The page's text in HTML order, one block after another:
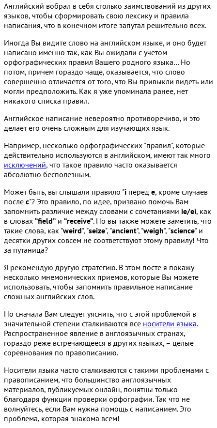
Английский вобрал в себя столько заимствований из других
языков, чтобы сформировать свою лексику и правила
написания, что в конечном итоге запутал решительно всех.
Иногда Вы видите слово на английском языке, и оно будет
написано именно так, как Вы ожидали с учетом
орфографических правил Вашего родного языка… Но
потом, причем гораздо чаще, оказывается, что слово
совершенно отличается от того, что Вы привыкли видеть или
могли предположить. Как я уже упоминала ранее, нет
никакого списка правил.
Английское написание невероятно противоречиво, и это
делает его очень сложным для изучающих язык.
Например, несколько орфографических "правил", которые
действительно используются в английском, имеют так много
исключений, что такое правило часто оказывается
абсолютно бесполезным.
Может быть, вы слышали правило "i перед e, кроме случаев
после с"? Это правило, по идее, призвано помочь Вам
запомнить различие между словами с сочетаниями ie/ei, как
в словах “field” и “receive”. Но вы также можете заметить, что
такие слова, как "weird", "seize", "ancient", "weigh", "science" и
десятки других совсем не соответствуют этому правилу! Что
за путаница?
Я рекомендую другую стратегию. В этом посте я покажу
несколько мнемонических приемов, которые Вы можете
использовать, чтобы запомнить правильное написание
сложных английских слов.
Но сначала Вам следует уяснить, что с этой проблемой в
значительной степени сталкиваются все носители языка.
Распространенное явление в англоязычных странах,
гораздо реже встречающееся в других языках, – целые
соревнования по правописанию.
Носители языка часто сталкиваются с такими проблемами с
правописанием, что большинство англоязычных
материалов, публикуемых онлайн, понятны только
благодаря функции проверки орфографии. Так что не
волнуйтесь, если Вам нужна помощь с написанием. Это
проблема, которая знакома всем!